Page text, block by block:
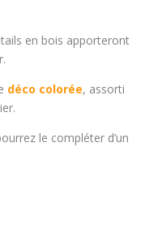
en bois apporteront
déco colorée, assorti
le compléter d’un